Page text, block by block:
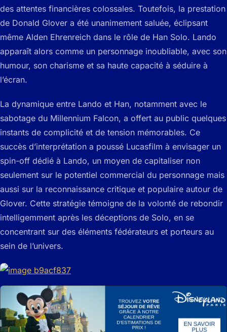
des attentes financières colossales. Toutefois, la prestation
de Donald Glover a été unanimement saluée, éclipsant
même Alden Ehrenreich dans le rôle de Han Solo. Lando
apparaît alors comme un personnage inoubliable, avec son
humour, son charisme et sa haute capacité à séduire à
l’écran.
La dynamique entre Lando et Han, notamment avec le
sabotage du Millennium Falcon, a offert au public quelques
instants de complicité et de tension mémorables. Ce
succès d’interprétation a poussé Lucasfilm à envisager un
spin-off dédié à Lando, un moyen de capitaliser non
seulement sur le potentiel commercial du personnage mais
aussi sur la reconnaissance critique et populaire autour de
Glover. Cette stratégie témoigne de la volonté de rebondir
intelligemment après les déceptions de Solo, en se
concentrant sur des éléments fédérateurs et porteurs au
sein de l’univers.